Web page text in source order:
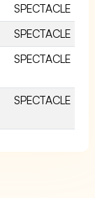
SPECTACLE
SPECTACLE
SPECTACLE
SPECTACLE